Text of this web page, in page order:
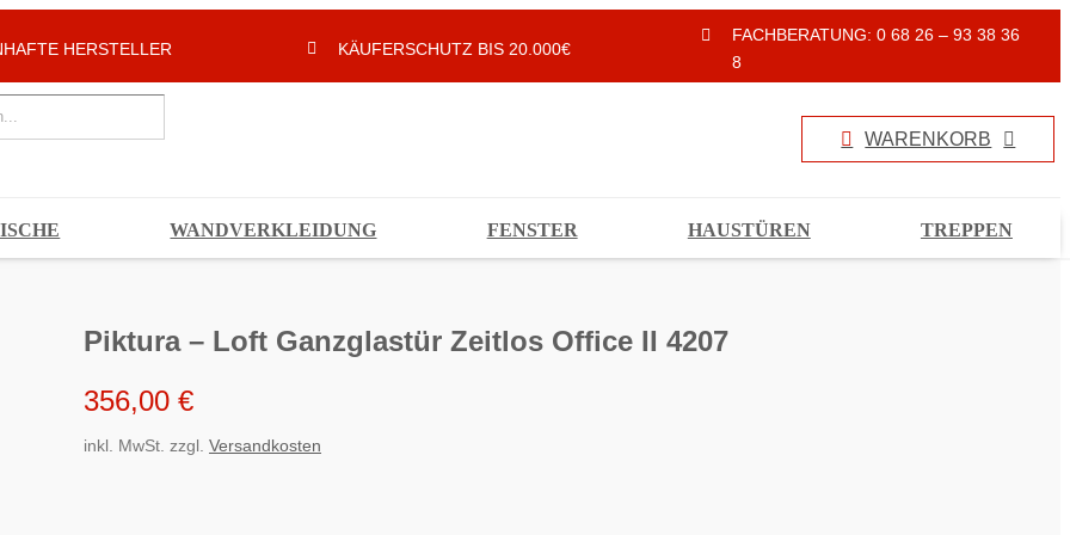
HERSTELLER KÄUFERSCHUTZ BIS 20.000€
FACHBERATUNG: 0 68 26 – 93 38 36
8
WARENKORB
WANDVERKLEIDUNG FENSTER HAUSTÜREN TREPPEN
Piktura – Loft Ganzglastür Zeitlos Office II 4207
356,00 €
inkl. MwSt. zzgl. Versandkosten